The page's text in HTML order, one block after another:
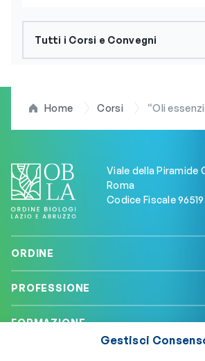
Gestisci
Tutti i Corsi e Convegni
Home Corsi “Oli essenziali e medicine integrate per la prevenzione e la cura delle patologie geriatriche”: summer school
Viale della Piramide
Roma
Codice Fiscale
ORDINE
PROFESSIONE
FORMAZIONE